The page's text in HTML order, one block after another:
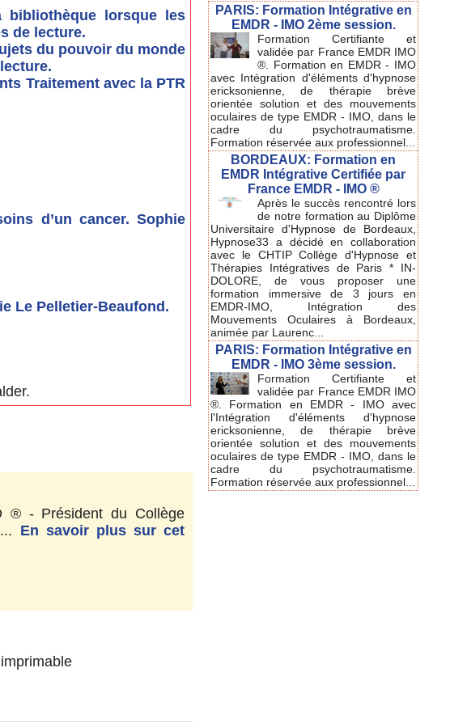
bibliothèque lorsque les
de lecture.
du pouvoir du monde
Traitement avec la PTR
d’un cancer. Sophie
Le Pelletier-Beaufond.
® - Président du Collège
En savoir plus sur cet
PARIS: Formation Intégrative en
EMDR - IMO 2ème session.
Formation Certifiante et
validée par France EMDR IMO
®. Formation en EMDR - IMO
avec Intégration d'éléments d'hypnose
ericksonienne, de thérapie brève
orientée solution et des mouvements
oculaires de type EMDR - IMO, dans le
cadre du psychotraumatisme.
Formation réservée aux professionnel...
BORDEAUX: Formation en
EMDR Intégrative Certifiée par
France EMDR - IMO ®
Après le succès rencontré lors
de notre formation au Diplôme
Universitaire d'Hypnose de Bordeaux,
Hypnose33 a décidé en collaboration
avec le CHTIP Collège d'Hypnose et
Thérapies Intégratives de Paris * IN-
DOLORE, de vous proposer une
formation immersive de 3 jours en
EMDR-IMO, Intégration des
Mouvements Oculaires à Bordeaux,
animée par Laurenc...
PARIS: Formation Intégrative en
EMDR - IMO 3ème session.
Formation Certifiante et
validée par France EMDR IMO
®. Formation en EMDR - IMO avec
l'Intégration d'éléments d'hypnose
ericksonienne, de thérapie brève
orientée solution et des mouvements
oculaires de type EMDR - IMO, dans le
cadre du psychotraumatisme.
Formation réservée aux professionnel...